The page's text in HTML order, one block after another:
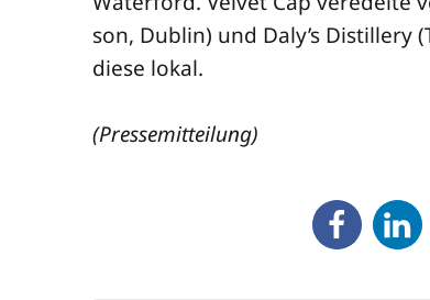
son, Dub­lin) und Daly’s
die­se lokal.
(Pres­se­mit­tei­lung)